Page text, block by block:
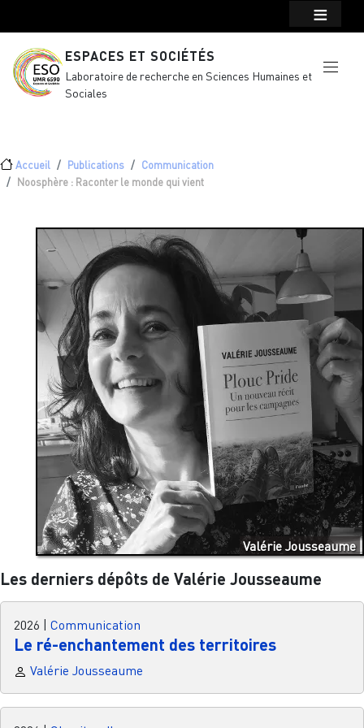
ESPACES ET SOCIÉTÉS
Laboratoire de recherche en Sciences Humaines et
Sociales
Fil d'Ariane
Accueil Publications
Communication
Noosphère : Raconter le monde qui vient
Valérie Jousseaume
Les derniers dépôts de Valérie Jousseaume
2026 Communication
Le ré-enchantement des territoires
Valérie Jousseaume